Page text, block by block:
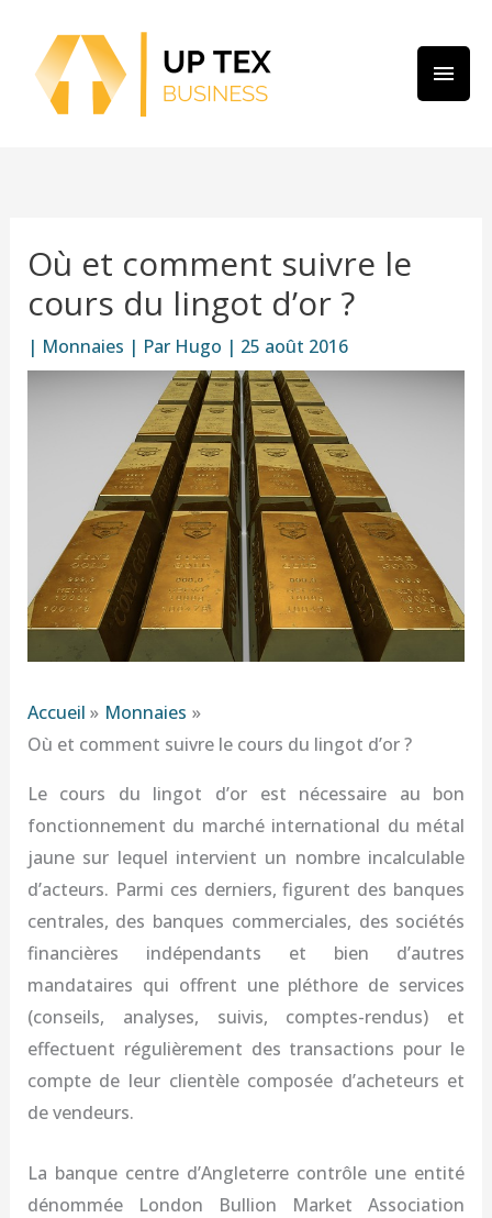
contenu
Où et comment suivre le
cours du lingot d’or ?
| Monnaies | Par Hugo | 25 août 2016
Accueil
Monnaies
Où et comment suivre le cours du lingot d’or ?
Le cours du lingot d’or est nécessaire au bon
fonctionnement du marché international du métal
jaune sur lequel intervient un nombre incalculable
d’acteurs. Parmi ces derniers, figurent des banques
centrales, des banques commerciales, des sociétés
financières indépendants et bien d’autres
mandataires qui offrent une pléthore de services
(conseils, analyses, suivis, comptes-rendus) et
effectuent régulièrement des transactions pour le
compte de leur clientèle composée d’acheteurs et
de vendeurs.
La banque centre d’Angleterre contrôle une entité
dénommée London Bullion Market Association